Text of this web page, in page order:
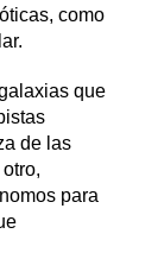
como
que
de las
para